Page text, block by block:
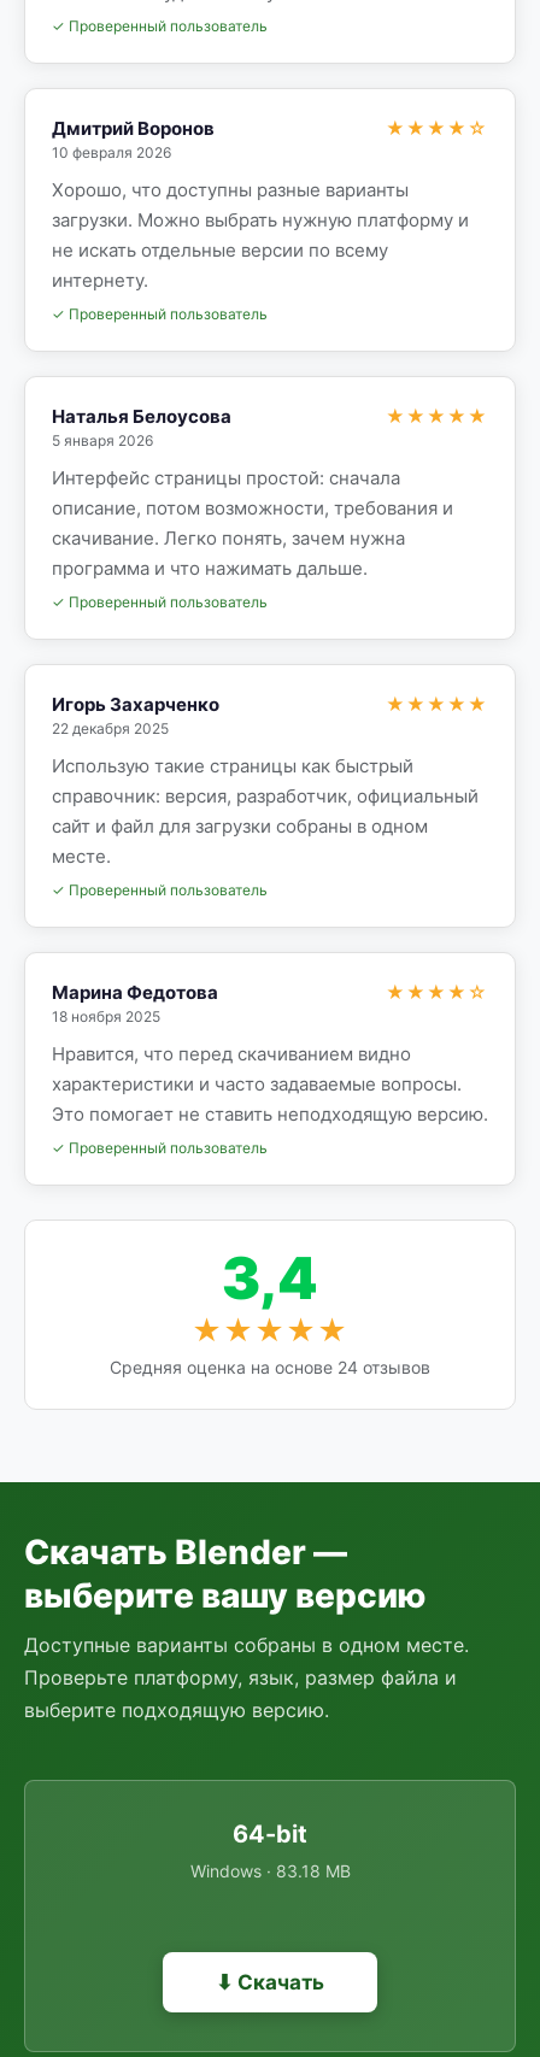
✓ Проверенный пользователь
Дмитрий Воронов
10 февраля 2026
★★★★☆
Хорошо, что доступны разные варианты
загрузки. Можно выбрать нужную платформу и
не искать отдельные версии по всему
интернету.
✓ Проверенный пользователь
Наталья Белоусова
5 января 2026
★★★★★
Интерфейс страницы простой: сначала
описание, потом возможности, требования и
скачивание. Легко понять, зачем нужна
программа и что нажимать дальше.
✓ Проверенный пользователь
Игорь Захарченко
22 декабря 2025
★★★★★
Использую такие страницы как быстрый
справочник: версия, разработчик, официальный
сайт и файл для загрузки собраны в одном
месте.
✓ Проверенный пользователь
Марина Федотова
18 ноября 2025
★★★★☆
Нравится, что перед скачиванием видно
характеристики и часто задаваемые вопросы.
Это помогает не ставить неподходящую версию.
✓ Проверенный пользователь
3,4
★★★★★
Средняя оценка на основе 24 отзывов
Скачать Blender —
выберите вашу версию
Доступные варианты собраны в одном месте.
Проверьте платформу, язык, размер файла и
выберите подходящую версию.
64-bit
Windows · 83.18 MB
⬇ Скачать